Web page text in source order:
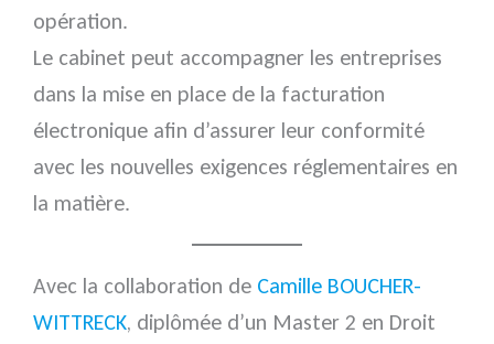
opération.
Le cabinet peut accompagner les entreprises
dans la mise en place de la facturation
électronique afin d’assurer leur conformité
avec les nouvelles exigences réglementaires en
la matière.
Avec la collaboration de Camille BOUCHER-
WITTRECK, diplômée d’un Master 2 en Droit